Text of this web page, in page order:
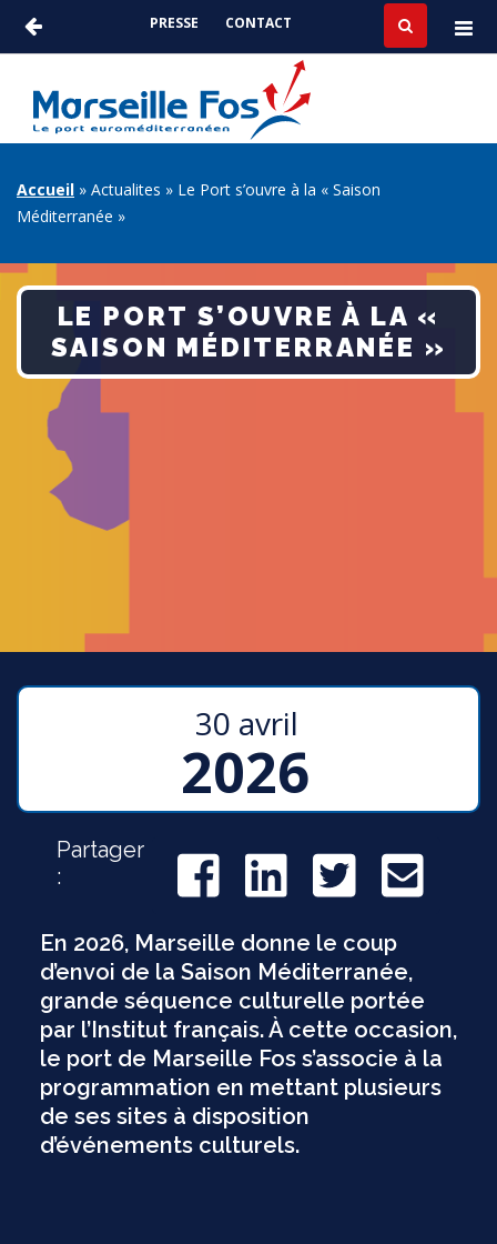
principal
ACTUALITÉS
PRESSE
PRESSE CONTACT
FIL
D'ARIANE
Accueil Actualites
Le Port s’ouvre à la « Saison
Méditerranée »
LE PORT S’OUVRE À LA «
SAISON MÉDITERRANÉE »
30 avril
2026
Partager
:
En 2026, Marseille donne le coup
d’envoi de la Saison Méditerranée,
grande séquence culturelle portée
par l’Institut français. À cette occasion,
le port de Marseille Fos s’associe à la
programmation en mettant plusieurs
de ses sites à disposition
d’événements culturels.